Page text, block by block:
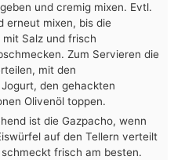
und cremig mixen. Evtl.
erneut mixen, bis die
Salz und frisch
Zum Servieren die
mit den
den gehackten
Olivenöl toppen.
ist die Gazpacho, wenn
auf den Tellern verteilt
frisch am besten.